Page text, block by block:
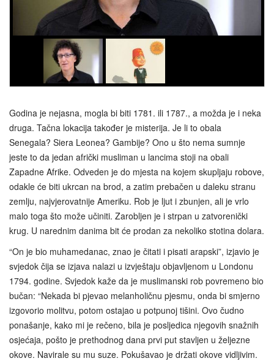
Godina je nejasna, mogla bi biti 1781. ili 1787., a možda je i neka
druga. Tačna lokacija također je misterija. Je li to obala
Senegala? Siera Leonea? Gambije? Ono u što nema sumnje
jeste to da jedan afrički musliman u lancima stoji na obali
Zapadne Afrike. Odveden je do mjesta na kojem skupljaju robove,
odakle će biti ukrcan na brod, a zatim prebačen u daleku stranu
zemlju, najvjerovatnije Ameriku. Rob je ljut i zbunjen, ali je vrlo
malo toga što može učiniti. Zarobljen je i strpan u zatvorenički
krug. U narednim danima bit će prodan za nekoliko stotina dolara.
“On je bio muhamedanac, znao je čitati i pisati arapski”, izjavio je
svjedok čija se izjava nalazi u izvještaju objavljenom u Londonu
1794. godine. Svjedok kaže da je muslimanski rob povremeno bio
bučan: “Nekada bi pjevao melanholičnu pjesmu, onda bi smjerno
izgovorio molitvu, potom ostajao u potpunoj tišini. Ovo čudno
ponašanje, kako mi je rečeno, bila je posljedica njegovih snažnih
osjećaja, pošto je prethodnog dana prvi put stavljen u željezne
okove. Navirale su mu suze. Pokušavao je držati okove vidljivim.